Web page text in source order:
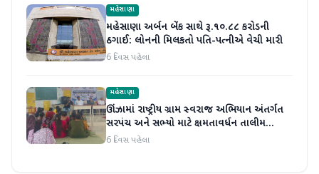
મહેસાણા
મહેસાણા અર્બન બેંક સાથે રૂ.૧૦.૮૮ કરોડની
ઠગાઈ: લોનની મિલકતો પતિ-પત્નીએ વેચી મારી
6 દિવસ પહેલા
મહેસાણા
ઊંઝામાં રાષ્ટ્રીય ગ્રામ સ્વરાજ અભિયાન અંતર્ગત
સરપંચ અને સભ્યો માટે ક્ષમતાવર્ધન તાલીમ
યોજાઈ
6 દિવસ પહેલા